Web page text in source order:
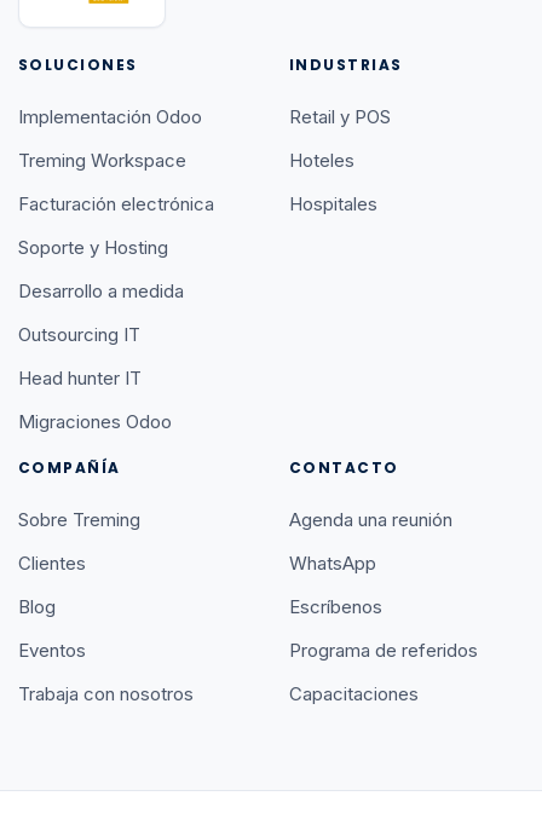
SOLUCIONES
Implementación Odoo
Treming Workspace
Facturación electrónica
Soporte y Hosting
Desarrollo a medida
Outsourcing IT
Head hunter IT
Migraciones Odoo
INDUSTRIAS
Retail y POS
Hoteles
Hospitales
COMPAÑÍA
Sobre Treming
Clientes
Blog
Eventos
Trabaja con nosotros
CONTACTO
Agenda una reunión
WhatsApp
Escríbenos
Programa de referidos
Capacitaciones